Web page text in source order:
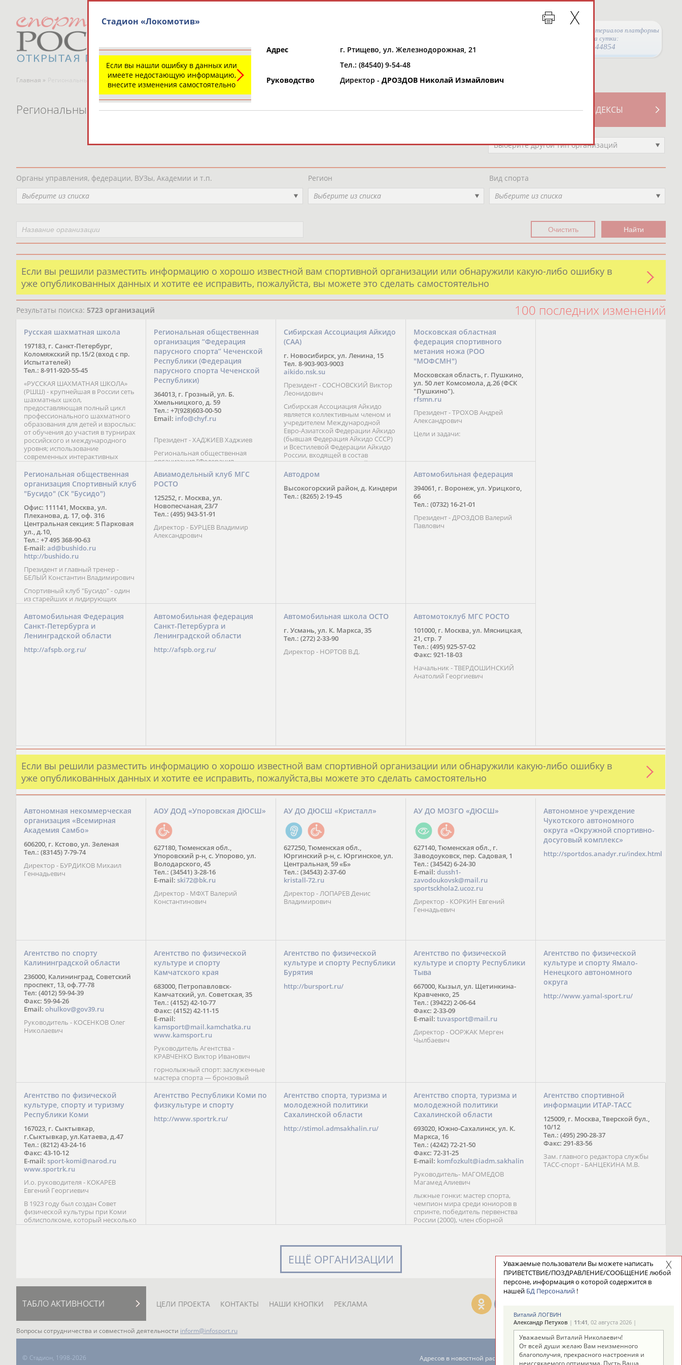
Просмотры материалов платформы
за сутки:
44854
Главная » Региональные спортивные организации
СВОДНЫЕ ИНДЕКСЫ
ТАБЛО АКТИВНОСТИ
РЕСУРСНАЯ ПЛОЩАДКА
Региональные спортивные организации
Выберите другой тип организаций
Органы управления, федерации, ВУЗы, Академии и т.п.
Выберите из списка
Регион
Выберите из списка
Вид спорта
Выберите из списка
Если вы решили разместить информацию о хорошо известной вам спортивной организации или обнаружили какую-либо ошибку в
уже опубликованных данных и хотите ее исправить, пожалуйста, вы можете это сделать самостоятельно
Результаты поиска: 5723 организаций 100 последних изменений
Русская шахматная школа
197183, г. Санкт-Петербург,
Коломяжский пр.15/2 (вход с пр.
Испытателей)
Тел.: 8-911-920-55-45
«РУССКАЯ ШАХМАТНАЯ ШКОЛА»
(РШШ) - крупнейшая в России сеть
шахматных школ,
предоставляющая полный цикл
профессионального шахматного
образования для детей и взрослых:
от обучения до участия в турнирах
российского и международного
уровня; использование
современных интерактивных
методик подачи материала;
обучение на русском и английском
языках; специалисты с опытом
преподавания более 20 лет;
направленность на общее
развитие ребенка: проведение
творческих мастер-классов, уроков
по истории и литературе,
организация регулярных
шахматных сборов на спортивных
базах и в детских лагерях,
проведение встреч с выдающимися
шахматистами; корпоративное
обучение; онлайн обучение в
форме вебинаров и
индивидуальных занятий, круглые
столы российских и
международных тренеров,
трансляция мероприятий и
турниров.
Региональная общественная
организация “Федерация
парусного спорта” Чеченской
Республики (Федерация
парусного спорта Чеченской
Республики)
364013, г. Грозный, ул. Б.
Хмельницкого, д. 59
Тел.: +7(928)603-00-50
Email: info@chyf.ru
Президент - ХАДЖИЕВ Хаджиев
Региональная общественная
организация “Федерация
парусного спорта” Чеченской
Республики начала свою
деятельность в декабре 2016 года.
Миссия федерации состоит в
популяризации парусного спорта,
привлечении и содействии
развитию спорта в этом регионе и
спортсменов на российских и
международных соревнованиях.
Сибирская Ассоциация Айкидо
(САА)
г. Новосибирск, ул. Ленина, 15
Тел. 8-903-903-9003
aikido.nsk.su
Президент - СОСНОВСКИЙ Виктор
Леонидович
Сибирская Ассоциация Айкидо
является коллективным членом и
учредителем Международной
Евро-Азиатской Федерации Айкидо
(бывшая Федерация Айкидо СССР)
и Всестилевой Федерации Айкидо
России, входящей в состав
Национального Совета Айкидо
России, президентом которого
является С. В. Киреенко
Московская областная
федерация спортивного
метания ножа (РОО
"МОФСМН")
Московская область, г. Пушкино,
ул. 50 лет Комсомола, д.26 (ФСК
"Пушкино").
rfsmn.ru
Президент - ТРОХОВ Андрей
Александрович
Цели и задачи:
Региональная общественная
организация Спортивный клуб
"Бусидо" (СК "Бусидо")
Офис: 111141, Москва, ул.
Плеханова, д. 17, оф. 316
Центральная секция: 5 Парковая
ул., д.10,
Тел.: +7 495 368-90-63
E-mail: ad@bushido.ru
http://bushido.ru
Президент и главный тренер -
БЕЛЫЙ Константин Владимирович
Спортивный клуб "Бусидо" - один
из старейших и лидирующих
клубов России, изучающих и
развивающих различные боевые
искусства и, прежде всего, каратэ
Кёкусинкай - первого в мире стиля
контактного каратэ, получившего
огромное развитие во всем
мире. Однако, спектр интересов
Авиамодельный клуб МГС
РОСТО
125252, г. Москва, ул.
Новопесчаная, 23/7
Тел.: (495) 943-51-91
Директор - БУРЦЕВ Владимир
Александрович
Автодром
Высокогорский район, д. Киндери
Тел.: (8265) 2-19-45
Автомобильная федерация
394061, г. Воронеж, ул. Урицкого,
66
Тел.: (0732) 16-21-01
Президент - ДРОЗДОВ Валерий
Павлович
Автомобильная Федерация
Санкт-Петербурга и
Ленинградской области
http://afspb.org.ru/
Автомобильная федерация
Санкт-Петербурга и
Ленинградской области
http://afspb.org.ru/
Автомобильная школа ОСТО
г. Усмань, ул. К. Маркса, 35
Тел.: (272) 2-33-90
Директор - НОРТОВ В.Д.
Автомотоклуб МГС РОСТО
101000, г. Москва, ул. Мясницкая,
21, стр. 7
Тел.: (495) 925-57-02
Факс: 921-18-03
Начальник - ТВЕРДОШИНСКИЙ
Анатолий Георгиевич
Если вы решили разместить информацию о хорошо известной вам спортивной организации или обнаружили какую-либо ошибку в
уже опубликованных данных и хотите ее исправить, пожалуйста,вы можете это сделать самостоятельно
Автономная некоммерческая
организация «Всемирная
Академия Самбо»
606200, г. Кстово, ул. Зеленая
Тел.: (83145) 7-79-74
Директор - БУРДИКОВ Михаил
Геннадьевич
АОУ ДОД «Упоровская ДЮСШ»
627180, Тюменская обл.,
Упоровский р-н, с. Упорово, ул.
Володарского, 45
Тел.: (34541) 3-28-16
E-mail: ski72@bk.ru
Директор - МФХТ Валерий
Константинович
АУ ДО ДЮСШ «Кристалл»
627250, Тюменская обл.,
Юргинский р-н, с. Юргинское, ул.
Центральная, 59 «Б»
Тел.: (34543) 2-37-60
kristall-72.ru
Директор - ЛОПАРЕВ Денис
Владимирович
АУ ДО МОЗГО «ДЮСШ»
627140, Тюменская обл., г.
Заводоуковск, пер. Садовая, 1
Тел.: (34542) 6-24-30
​E-mail: dussh1-
zavodoukovsk@mail.ru
sportsckhola2.ucoz.ru
Директор - КОРКИН Евгений
Геннадьевич
Автономное учреждение
Чукотского автономного
округа «Окружной спортивно-
досуговый комплекс»
http://sportdos.anadyr.ru/index.html
Агентство по спорту
Калининградской области
236000, Калининград, Советский
проспект, 13, оф.77-78
Тел: (4012) 59-94-39
Факс: 59-94-26
Email: ohulkov@gov39.ru
Руководитель - КОСЕНКОВ Олег
Николаевич
Агентство по физической
культуре и спорту
Камчатского края
683000, Петропавловск-
Камчатский, ул. Советская, 35
Тел.: (4152) 42-10-77
Факс: (4152) 42-11-15
E-mail:
kamsport@mail.kamchatka.ru
www.kamsport.ru
Руководитель Агентства -
КРАВЧЕНКО Виктор Иванович
горнолыжный спорт: заслуженные
мастера спорта — бронзовый
призер Кубка мира (1997),
обладатель Кубка Европы (2002) В.
Зеленская; бронзовый призер
Паралимпийских игр в Солт-Лейк-
Сити (2002) А. Мошкин; мастер
Агентство по физической
культуре и спорту Республики
Бурятия
http://bursport.ru/
Агентство по физической
культуре и спорту Республики
Тыва
667000, Кызыл, ул. Щетинкина-
Кравченко, 25
Тел.: (39422) 2-06-64
Факс: 2-33-09
E-mail: tuvasport@mail.ru
Директор - ООРЖАК Мерген
Чылбаевич
Агентство по физической
культуре и спорту Ямало-
Ненецкого автономного
округа
http://www.yamal-sport.ru/
Агентство по физической
культуре, спорту и туризму
Республики Коми
167023, г. Сыктывкар,
г.Сыктывкар, ул.Катаева, д.47
Тел.: (8212) 43-24-16
Факс: 43-10-12
E-mail: sport-komi@narod.ru
www.sportrk.ru
И.о. руководителя - КОКАРЕВ
Евгений Георгиевич
В 1923 году был создан Совет
физической культуры при Коми
облисполкоме, который несколько
раз реорганизовывался; с 1994 года
Агентство Республики Коми по
физкультуре и спорту
http://www.sportrk.ru/
Агентство спорта, туризма и
молодежной политики
Сахалинской области
http://stimol.admsakhalin.ru/
Агентство спорта, туризма и
молодежной политики
Сахалинской области
693020, Южно-Сахалинск, ул. К.
Маркса, 16
Тел.: (4242) 72-21-50
Факс: 72-31-25
E-mail: komfozkult@iadm.sakhalin
Руководитель- МАГОМЕДОВ
Магамед Алиевич
лыжные гонки: мастер спорта,
чемпион мира среди юниоров в
спринте, победитель первенства
России (2000), член сборной
команды России С. Новиков;
Кубка России (1999) В. Разницын;
первенств России (1999, 2000), член
юниорской сборной команды
Агентство спортивной
информации ИТАР-ТАСС
125009, г. Москва, Тверской бул.,
10/12
Тел.: (495) 290-28-37
Факс: 291-83-56
Зам. главного редактора службы
ТАСС-спорт - БАНЦЕКИНА М.В.
ЕЩЁ ОРГАНИЗАЦИИ
Стадион «Локомотив»
Если вы нашли ошибку в данных или
имеете недостающую информацию,
внесите изменения самостоятельно
Адрес
г. Ртищево, ул. Железнодорожная, 21
Тел.: (84540) 9-54-48
Руководство
Директор - ДРОЗДОВ Николай Измайлович
ТАБЛО АКТИВНОСТИ ЦЕЛИ ПРОЕКТА КОНТАКТЫ НАШИ КНОПКИ РЕКЛАМА
Вопросы сотрудничества и совместной деятельности inform@infosport.ru
© Стадион, 1998-2026 Адресов в новостной рассылке: 996
Уважаемые пользователи Вы можете написать
ПРИВЕТСТВИЕ/ПОЗДРАВЛЕНИЕ/СООБЩЕНИЕ любой
персоне, информация о которой содержится в
нашей БД Персоналий !
Виталий ЛОГВИН
Александр Петухов | 11:41, 02 августа 2026 |
Уважаемый Виталий Николаевич!
От всей души желаю Вам неизменного
благополучия, прекрасного настроения и
неиссякаемого оптимизма. Пусть Ваша